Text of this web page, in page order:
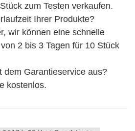
zum Testen verkaufen.
Ihrer Produkte?
wir können eine schnelle
2 bis 3 Tagen für 10 Stück
dem Garantieservice aus?
kostenlos.